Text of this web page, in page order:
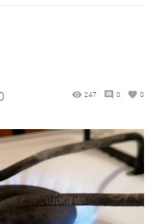
247 0 0